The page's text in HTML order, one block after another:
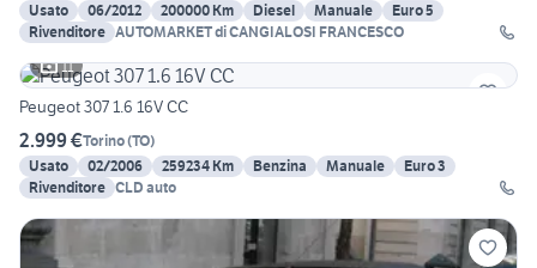
Usato
06/2012 200000 Km Diesel Manuale
Euro 5
Rivenditore AUTOMARKET di CANGIALOSI FRANCESCO
11
Peugeot 307 1.6 16V CC
2.999 €Torino(TO)
Usato
02/2006 259234 Km Benzina Manuale
Euro 3
Rivenditore CLD auto